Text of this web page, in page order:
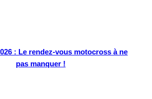
: Le rendez-vous motocross à ne
pas manquer !